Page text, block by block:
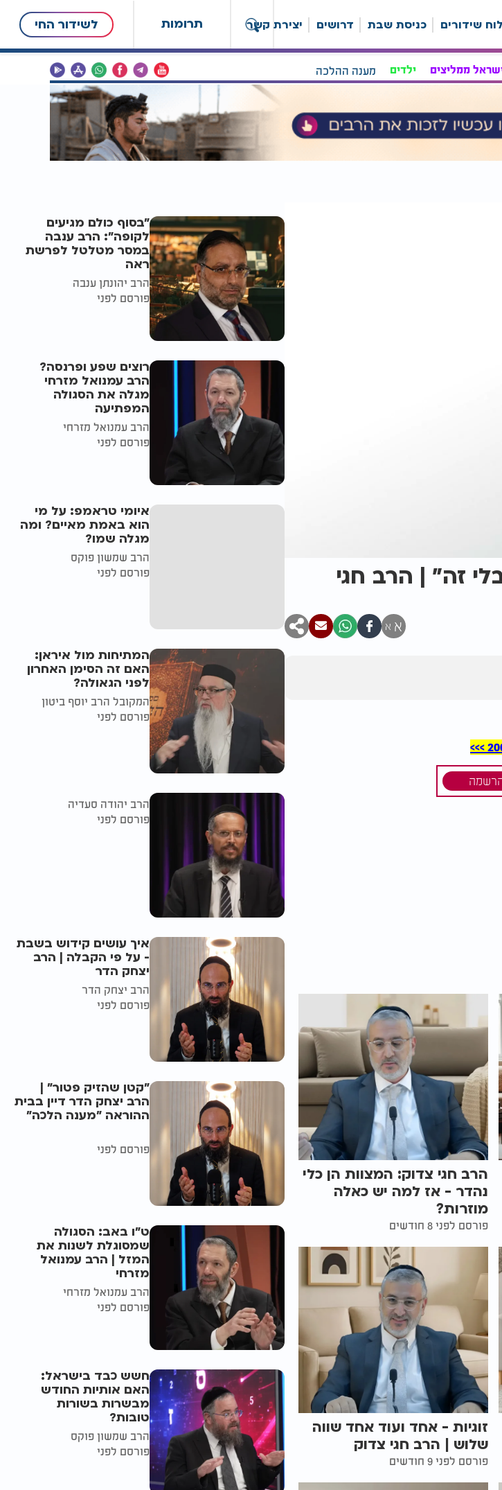
תרומות לשידור החי לוח שידורים כניסת שבת דרושים יצירת קשר
ממליצים ילדים מענה ההלכה
זה" | הרב חגי
א א
הרב חגי צדוק: המצוות הן כלי
נהדר - אז למה יש כאלה
מוזרות?
פורסם לפני 8 חודשים
זוגיות - אחד ועוד אחד שווה
שלוש | הרב חגי צדוק
פורסם לפני 9 חודשים
"בסוף כולם מגיעים
לקופה": הרב ענבה
במסר מטלטל לפרשת
ראה
הרב יהונתן ענבה
פורסם לפני
רוצים שפע ופרנסה?
הרב עמנואל מזרחי
מגלה את הסגולה
המפתיעה
הרב עמנואל מזרחי
פורסם לפני
איומי טראמפ: על מי
הוא באמת מאיים? ומה
מגלה שמו?
הרב שמשון פוקס
פורסם לפני
המתיחות מול איראן:
האם זה הסימן האחרון
לפני הגאולה?
המקובל הרב יוסף ביטון
פורסם לפני
הרב יהודה סעדיה
פורסם לפני
איך עושים קידוש בשבת
- על פי הקבלה | הרב
יצחק הדר
הרב יצחק הדר
פורסם לפני
"קטן שהזיק פטור" |
הרב יצחק הדר דיין בבית
ההוראה "מענה הלכה"
פורסם לפני
ט"ו באב: הסגולה
שמסוגלת לשנות את
המזל | הרב עמנואל
מזרחי
הרב עמנואל מזרחי
פורסם לפני
חשש כבד בישראל:
האם אותיות החודש
מבשרות בשורות
טובות?
הרב שמשון פוקס
פורסם לפני